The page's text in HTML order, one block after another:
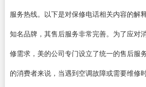
服务热线。以下是对保修电话相关内容的解
知名品牌，其售后服务非常完善。为了应对
修需求，美的公司专门设立了统一的售后服
的消费者来说，当遇到空调故障或需要维修